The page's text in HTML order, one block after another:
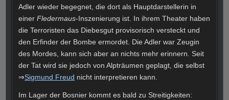
Adler wieder begegnet, die dort als Hauptdarstellerin in
einerFledermaus-Inszenierung ist. In ihrem Theater haben
die Terroristen das Diebesgut provisorisch versteckt und
den Erfinder der Bombe ermordet. Die Adler war Zeugin
des Mordes, kann sich aber an nichts mehr erinnern. Seit
der Tat wird sie jedoch von Alpträumen geplagt, die selbst
⇒Sigmund Freud nicht interpretieren kann.
Im Lager der Bosnier kommt es bald zu Streitigkeiten: